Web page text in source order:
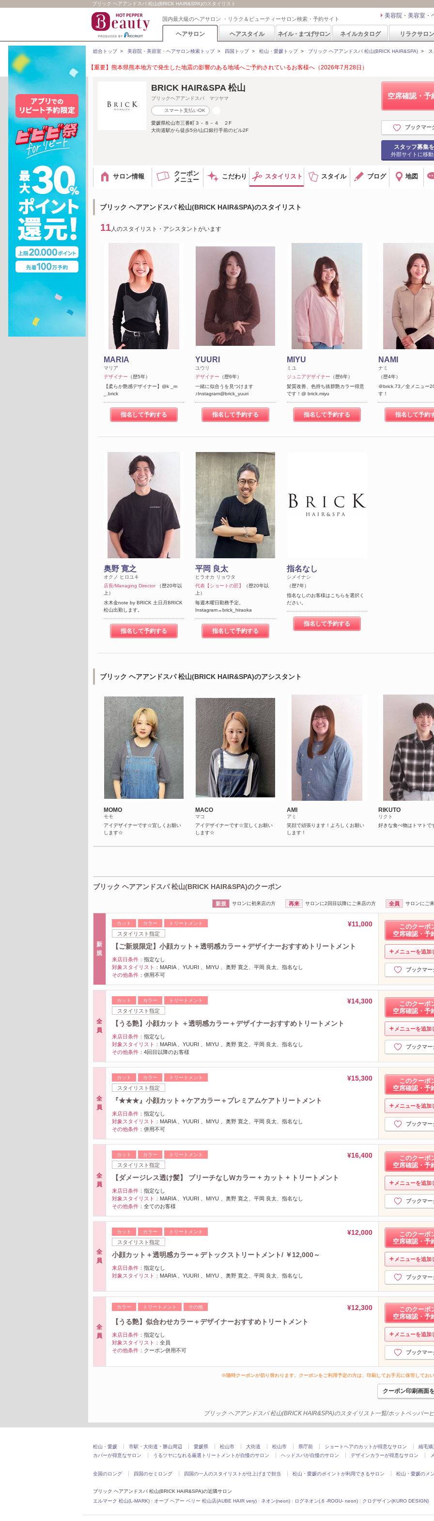
ブリック ヘアアンドスパ 松山(BRICK HAIR&SPA)のスタイリスト
国内最大級のヘアサロン ・リラク＆ビューティーサロン検索・予約サイト 美容院・美容室・
ヘアサロン ヘアスタイル ネイル・まつげサロン ネイルカタログ リラクサロン
総合トップ> 美容院・美容室・ヘアサロン検索トップ> 四国トップ> 松山・愛媛トップ> ブリック ヘアアンドスパ 松山(BRICK HAIR&SPA) >
【重要】熊本県熊本地方で発生した地震の影響のある地域へご予約されているお客様へ（2026年7月28日）
空席確認・予
ブックマー
スタッフ募集
外部サイトに移
BRICK HAIR&SPA 松山
ブリックヘアアンドスパ マツヤマ
スマート支払いOK
愛媛県松山市三番町３－８－４ ２F
大街道駅から徒歩5分/山口銀行手前のビル2F
サロン情報
クーポン
メニュー
こだわり スタイリスト スタイル ブログ 地図
ブリック ヘアアンドスパ 松山(BRICK HAIR&SPA)のスタイリスト
11 人のスタイリスト・アシスタントがいます
MARIA
マリア
デザイナー （歴5年）
【柔らか艶感デザイナー】@k _m
_.brick
指名して予約する
YUURI
ユウリ
デザイナー （歴6年）
一緒に似合うを見つけます
♪Instagram@brick_yuuri
指名して予約する
MIYU
ミユ
ジュニアデザイナー （歴6年）
髪質改善、色持ち抜群艶カラー得意
です！@ brick.miyu
指名して予約する
NAMI
ナミ
（歴4年）
＠brick.73／全メニュー
す！
指名して予約
奥野 寛之
オクノ ヒロユキ
店長/Managing Director
（歴20年以
上）
水木金note by BRICK 土日月BRICK
松山出勤します。
指名して予約する
平岡 良太
ヒラオカ リョウタ
代表【ショートの匠】
（歴20年以
上）
毎週木曜日勤務予定。
Instagram→brick_hiraoka
指名して予約する
指名なし
シメイナシ
（歴7年）
指名なしのお客様はこちらを選択く
ださい。
指名して予約する
ブリック ヘアアンドスパ 松山(BRICK HAIR&SPA)のアシスタント
MOMO
モモ
アイデザイナーです☆宜しくお願い
します☆
MACO
マコ
アイデザイナーです☆宜しくお願い
します☆
AMI
アミ
笑顔で頑張ります！よろしくお願い
します！
RIKUTO
リクト
好きな食べ物はトマトで
ブリック ヘアアンドスパ 松山(BRICK HAIR&SPA)のクーポン
新規 サロンに初来店の方 再来 サロンに2回目以降にご来店の方 全員 サロンにご
新
規
カット カラー トリートメント
スタイリスト指定
¥11,000
【ご新規限定】小顔カット＋透明感カラー＋デザイナーおすすめトリートメント
来店日条件： 指定なし
対象スタイリスト： MARIA 、YUURI 、MIYU 、奥野 寛之、平岡 良太、指名なし
その他条件： 併用不可
このクーポ
空席確認・予
メニューを追加
ブックマー
全
員
カット カラー トリートメント
スタイリスト指定
¥14,300
【うる艶】小顔カット ＋透明感カラー＋デザイナーおすすめトリートメント
来店日条件： 指定なし
対象スタイリスト： MARIA 、YUURI 、MIYU 、奥野 寛之、平岡 良太、指名なし
その他条件： 4回目以降のお客様
このクーポ
空席確認・予
メニューを追加
ブックマー
全
員
カット カラー トリートメント
スタイリスト指定
¥15,300
『★★★』小顔カット＋ケアカラー＋プレミアムケアトリートメント
来店日条件： 指定なし
対象スタイリスト： MARIA 、YUURI 、MIYU 、奥野 寛之、平岡 良太、指名なし
その他条件： 併用不可
このクーポ
空席確認・予
メニューを追加
ブックマー
全
員
カット カラー トリートメント
スタイリスト指定
¥16,400
【ダメージレス透け髪】 ブリーチなしWカラー + カット + トリートメント
来店日条件： 指定なし
対象スタイリスト： MARIA 、YUURI 、MIYU 、奥野 寛之、平岡 良太、指名なし
その他条件： 全てのお客様
このクーポ
空席確認・予
メニューを追加
ブックマー
全
員
カット カラー トリートメント
スタイリスト指定
¥12,000
小顔カット＋透明感カラー＋デトックストリートメント/ ￥12,000～
来店日条件： 指定なし
対象スタイリスト： MARIA 、YUURI 、MIYU 、奥野 寛之、平岡 良太、指名なし
このクーポ
空席確認・予
メニューを追加
ブックマー
全
員
カラー トリートメント その他
¥12,300
【うる艶】似合わせカラー＋デザイナーおすすめトリートメント
来店日条件： 指定なし
対象スタイリスト： 全員
その他条件： クーポン併用不可
このクーポ
空席確認・予
メニューを追加
ブックマー
※随時クーポンが切り替わります。クーポンをご利用予定の方は、印刷してお手元に保管してお
クーポン印刷画面
ブリック ヘアアンドスパ 松山(BRICK HAIR&SPA)のスタイリスト一覧/ホットペッパー
松山・愛媛 市駅・大街道・勝山周辺 愛媛県 松山市 大街道 松山市 県庁前 ショートヘアのカットが得意なサロン
縮毛矯
カバーが得意なサロン
うるツヤになれる厳選トリートメントが自慢のサロン ヘッドスパが自慢のサロン デザインカラーが得意なサロン
全国のロング 四国のセミロング 四国の一人のスタイリストが仕上げまで担当 松山・愛媛のポイントが利用できるサロン 松山・愛媛のメ
ブリック ヘアアンドスパ 松山(BRICK HAIR&SPA)の近隣サロン
エルマーク 松山(L-MARK) | オーブ ヘアー ベリー 松山店(AUBE HAIR very) | ネオン(neon) | ログネオン(.6 -ROGU- neon) | クロデザイン(KURO DESIGN)